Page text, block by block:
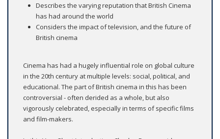
Describes the varying reputation that British Cinema
has had around the world
Considers the impact of television, and the future of
British cinema
Cinema has had a hugely influential role on global culture
in the 20th century at multiple levels: social, political, and
educational. The part of British cinema in this has been
controversial - often derided as a whole, but also
vigorously celebrated, especially in terms of specific films
and film-makers.